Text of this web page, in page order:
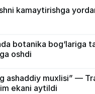
kamaytirishga
botanika bog‘lariga
oshdi
ashaddiy muxlisi” —
ekani aytildi